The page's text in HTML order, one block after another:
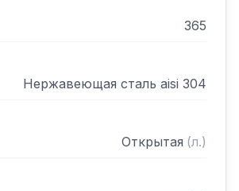
365
Нержавеющая сталь aisi 304
Открытая (л.)